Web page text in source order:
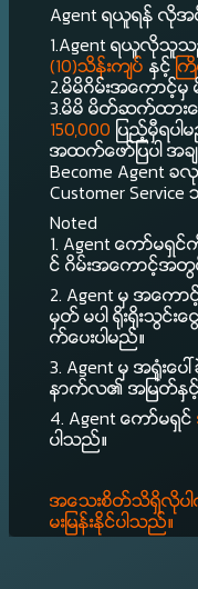
Agent ရယူရန္ လို
1.Agent ရယူလိုသူသ
(10)သိန္းက်ပ္ ႏွင့္ႀ
2.မိမိဂိမ္းအေကာ
3.မိမိ မိတ္ဆက္ထား
150,000 ျပည့္မွီရပါ
အထက္ေဖာ္ျပပါ
Become Agent
Customer
Noted
1. Agent ေကာ္မရွ
င္ ဂိမ္းအ‌ေကာင့္အတြ
2. Agent မွ အေကာ
မွတ္ မပါ ႐ိုး႐ိုးသြင္
က္ေပးပါမည္။
3. Agent မွ အ႐ူံးေ
နာက္လ၏ အျမတ္ႏွ
4. Agent ေကာ္မရွင္
ပါသည္။
အေသးစိတ္သိရွိလိုပါက
မးျမန္းႏိုင္ပါသည္။